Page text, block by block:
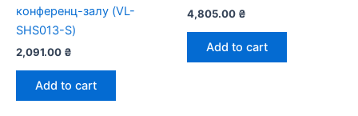
конференц-залу (VL-
SHS013-S)
2,091.00 ₴
Add to cart
4,805.00 ₴
Add to cart